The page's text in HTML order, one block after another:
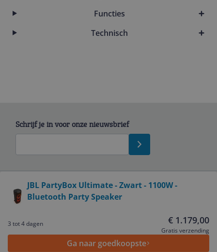
Functies
Technisch
JBL PartyBox Ultimate - Zwart - 1100W -
Bluetooth Party Speaker
3 tot 4 dagen € 1.179,00
Gratis verzending
Ga naar goedkoopste
Schrijf je in voor onze nieuwsbrief
Service
Algemeen